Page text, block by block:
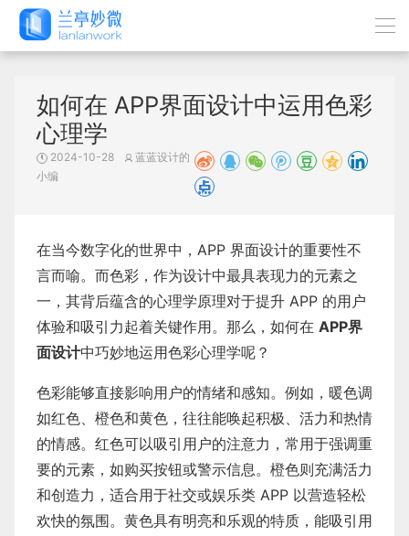
如何在 APP界面设计中运用色彩
心理学
2024-10-28
蓝蓝设计的
小编
在当今数字化的世界中，APP 界面设计的重要性不
言而喻。而色彩，作为设计中最具表现力的元素之
一，其背后蕴含的心理学原理对于提升 APP 的用户
体验和吸引力起着关键作用。那么，如何在 APP界
面设计中巧妙地运用色彩心理学呢？
色彩能够直接影响用户的情绪和感知。例如，暖色调
如红色、橙色和黄色，往往能唤起积极、活力和热情
的情感。红色可以吸引用户的注意力，常用于强调重
要的元素，如购买按钮或警示信息。橙色则充满活力
和创造力，适合用于社交或娱乐类 APP 以营造轻松
欢快的氛围。黄色具有明亮和乐观的特质，能吸引用